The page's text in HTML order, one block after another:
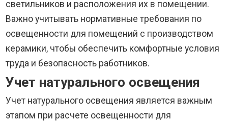
светильников и расположения их в помещении.
Важно учитывать нормативные требования по
освещенности для помещений с производством
керамики, чтобы обеспечить комфортные условия
труда и безопасность работников.
Учет натурального освещения
Учет натурального освещения является важным
этапом при расчете освещенности для